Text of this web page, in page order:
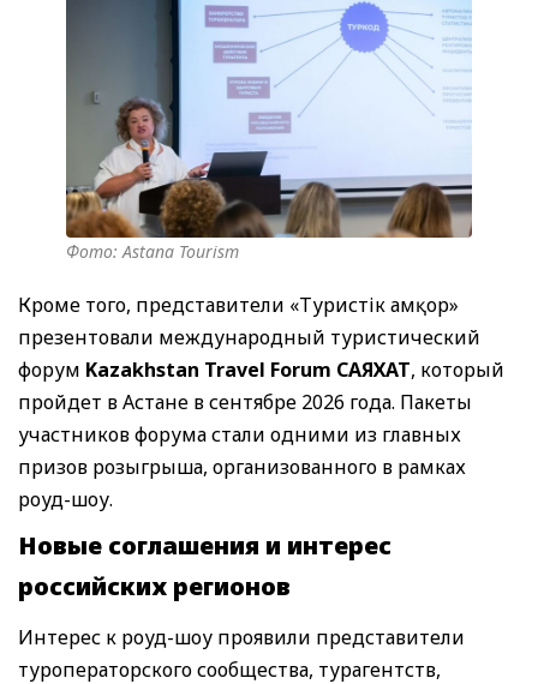
Фото: Astana Tourism
Кроме того, представители «Туристік Қамқор»
презентовали международный туристический
форум Kazakhstan Travel Forum САЯХАТ, который
пройдет в Астане в сентябре 2026 года. Пакеты
участников форума стали одними из главных
призов розыгрыша, организованного в рамках
роуд-шоу.
Новые соглашения и интерес
российских регионов
Интерес к роуд-шоу проявили представители
туроператорского сообщества, турагентств,